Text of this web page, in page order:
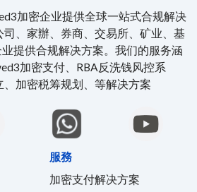
加密企业提供全球一站式合规解决
、家辦、券商、交易所、矿业、基
提供合规解决方案。我们的服务涵
加密支付、RBA反洗钱风控系
加密税筹规划、等解决方案
服務
加密支付解决方案